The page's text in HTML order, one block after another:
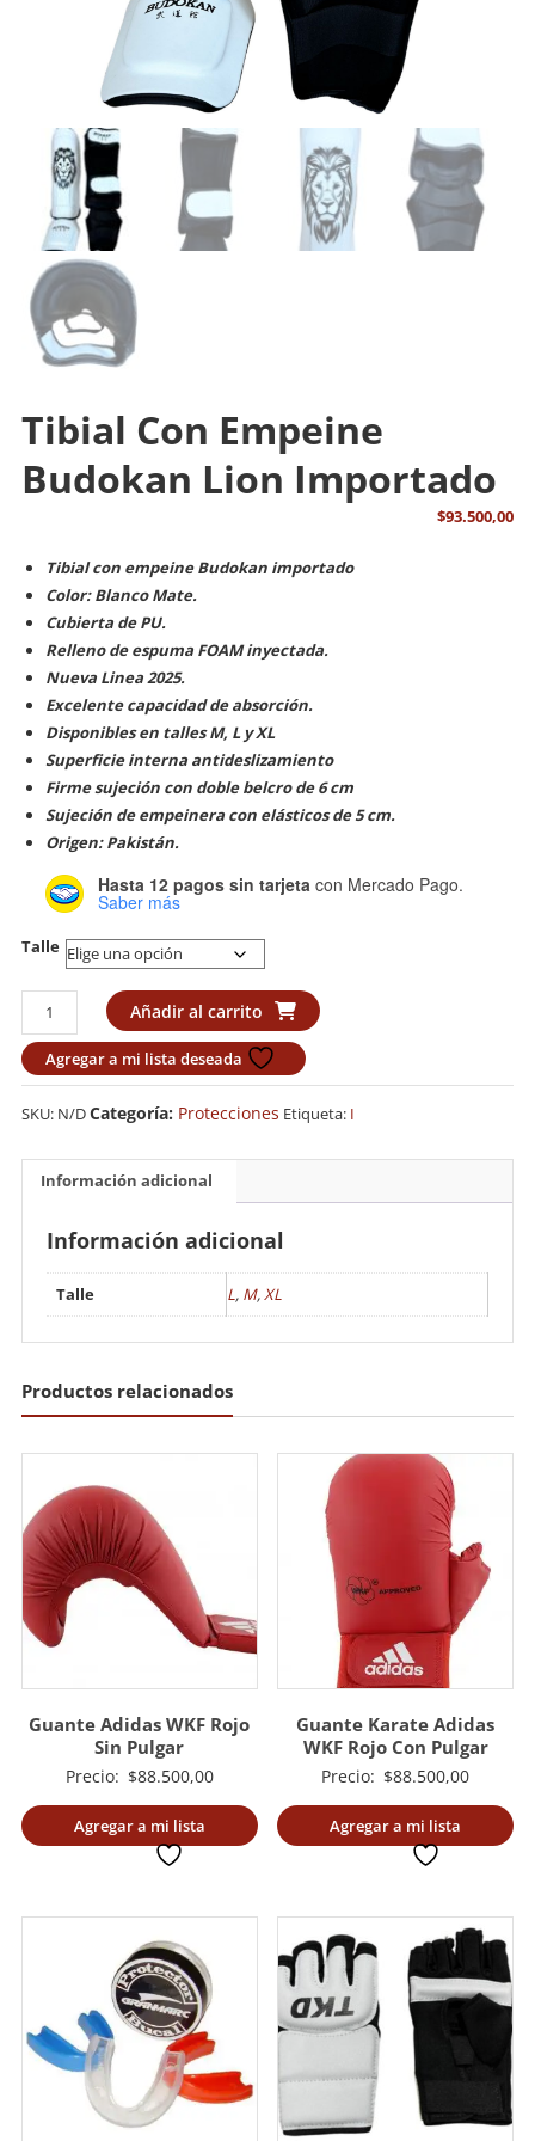
Tibial Con Empeine
Budokan Lion Importado
$93.500,00
Tibial con empeine Budokan importado
Color: Blanco Mate.
Cubierta de PU.
Relleno de espuma FOAM inyectada.
Nueva Linea 2025.
Excelente capacidad de absorción.
Disponibles en talles M, L y XL
Superficie interna antideslizamiento
Firme sujeción con doble belcro de 6 cm
Sujeción de empeinera con elásticos de 5 cm.
Origen: Pakistán.
Hasta 12 pagos sin tarjeta con Mercado Pago.
Saber más
Talle
Tibial
con
Empeine
Budokan
Lion
cantidad
Añadir al carrito
Agregar a mi lista deseada
SKU: N/DCategoría: Protecciones Etiqueta: I
Información adicional
Información adicional
Talle L, M,XL
Productos relacionados
Guante Adidas WKF Rojo
Sin Pulgar
Precio: $88.500,00
Agregar a mi lista
Guante Karate Adidas
WKF Rojo Con Pulgar
Precio: $88.500,00
Agregar a mi lista